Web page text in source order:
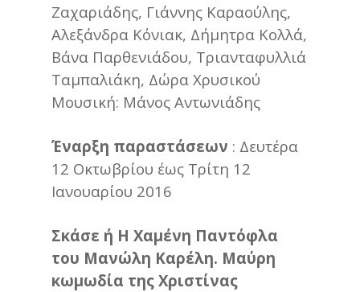
Ζαχαριάδης, Γιάννης Καραούλης,
Αλεξάνδρα Κόνιακ, Δήμητρα Κολλά,
Βάνα Παρθενιάδου, Τριανταφυλλιά
Ταμπαλιάκη, Δώρα Χρυσικού
Μουσική: Μάνος Αντωνιάδης
Έναρξη παραστάσεων : Δευτέρα
12 Οκτωβρίου έως Τρίτη 12
Ιανουαρίου 2016
Σκάσε ή Η Χαμένη Παντόφλα
του Μανώλη Καρέλη. Μαύρη
κωμωδία της Χριστίνας